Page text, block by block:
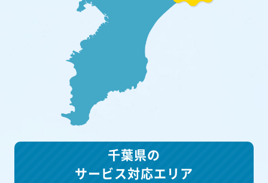
千葉県の
サービス対応エリア